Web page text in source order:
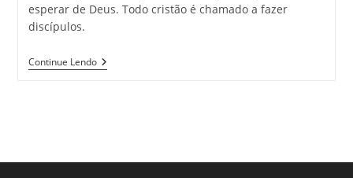
esperar de Deus. Todo cristão é chamado a fazer
discípulos.
Continue Lendo